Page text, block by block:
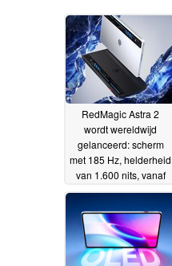
RedMagic Astra 2
wordt wereldwijd
gelanceerd: scherm
met 185 Hz, helderheid
van 1.600 nits, vanaf
749 dollar17-07-2026